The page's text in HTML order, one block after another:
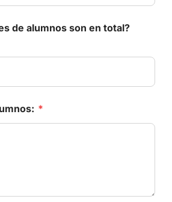
de alumnos son en total?
*